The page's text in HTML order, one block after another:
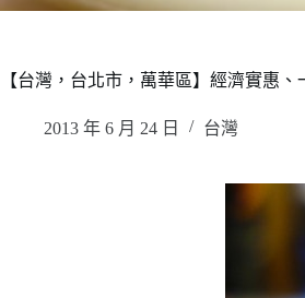
【台灣，台北市，萬華區】經濟實惠
2013 年 6 月 24 日 台灣